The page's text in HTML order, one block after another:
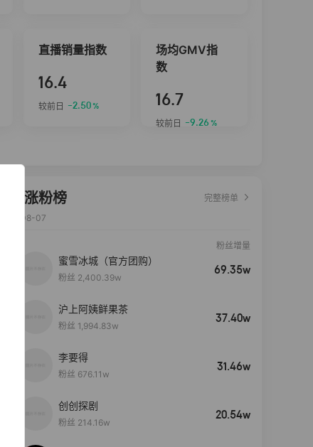
直播销量指数
16.4
较前日 -2.50%
场均GMV指
数
16.7
较前日 -9.26 %
达人涨粉榜
完整榜单
2026-08-07
粉丝增量
蜜雪冰城（官方团购）
粉丝 2,400.39w
69.35w
沪上阿姨鲜果茶
粉丝 1,994.83w
37.40w
李要得
粉丝 676.11w
31.46w
创创探剧
粉丝 214.16w
20.54w